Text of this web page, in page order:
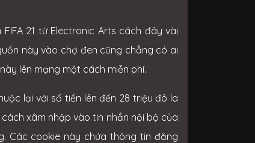
21 từ Electronic Arts cách đây vài
này vào chợ đen cũng chẳng có ai
lên mạng một cách miễn phí.
lại với số tiền lên đến 28 triệu đô la
xâm nhập vào tin nhắn nội bộ của
Các cookie này chứa thông tin đăng